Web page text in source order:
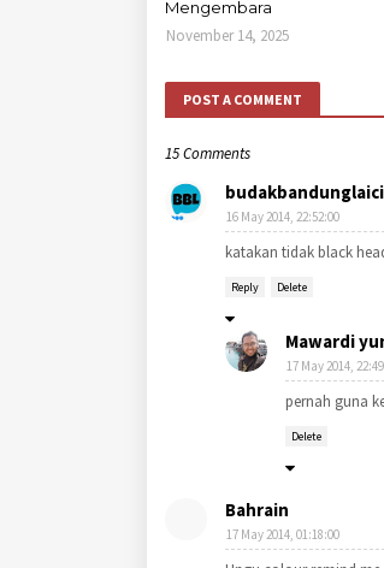
Mengembara
November 14, 2025
POST A COMMENT
15 Comments
budakbandunglaici
16 May 2014, 22:52:00
katakan tidak black
Reply Delete
Mawardi
17 May 2014,
pernah guna
Delete
Bahrain
17 May 2014, 01:18:00